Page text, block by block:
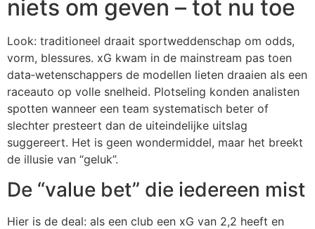
niets om geven – tot nu toe
Look: traditioneel draait sportweddenschap om odds,
vorm, blessures. xG kwam in de mainstream pas toen
data‑wetenschappers de modellen lieten draaien als een
raceauto op volle snelheid. Plotseling konden analisten
spotten wanneer een team systematisch beter of
slechter presteert dan de uiteindelijke uitslag
suggereert. Het is geen wondermiddel, maar het breekt
de illusie van “geluk”.
De “value bet” die iedereen mist
Hier is de deal: als een club een xG van 2,2 heeft en